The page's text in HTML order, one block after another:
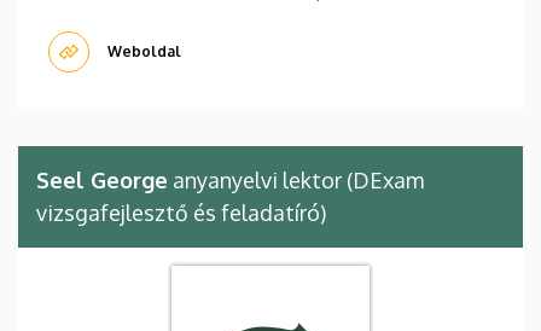
Weboldal
Seel George anyanyelvi lektor (DExam
vizsgafejlesztő és feladatíró)